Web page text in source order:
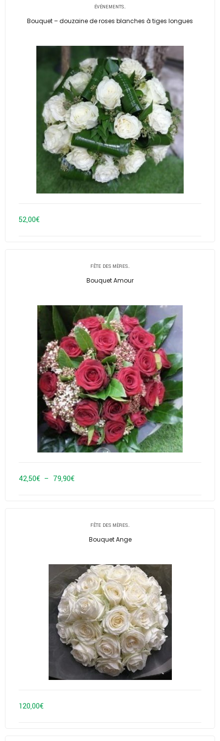
ÉVÉNEMENTS..
Bouquet – douzaine de roses blanches à tiges longues
52,00€
FÊTE DES MÈRES..
Bouquet Amour
42,50€ – 79,90€Plage
42,50€FÊTE DES MÈRES..
Bouquet Ange
120,00€